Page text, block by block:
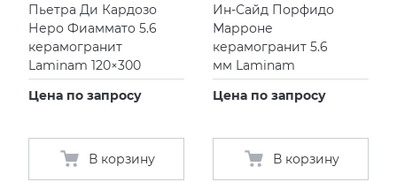
Пьетра Ди Кардозо
Неро Фиаммато 5.6
керамогранит
Laminam 120×300
Цена по запросу
В корзину
Ин-Сайд Порфидо
Марроне
керамогранит 5.6
мм Laminam
Цена по запросу
В корзину